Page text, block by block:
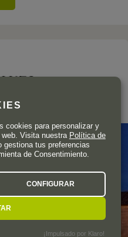
cookies para personalizar y
Visita nuestra Política de
tus preferencias
de Consentimiento.
CONFIGURAR
¡Impulsado por Klaro!